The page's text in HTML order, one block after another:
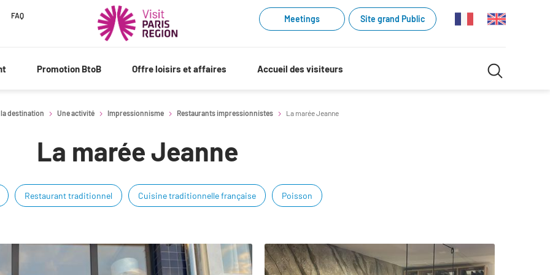
FAQ Meetings Site grand Public
Promotion BtoB Offre loisirs et affaires Accueil des visiteurs Recherche
destination Une activité Impressionnisme Restaurants impressionnistes La marée Jeanne
La marée Jeanne
Restaurant traditionnel Cuisine traditionnelle française Poisson